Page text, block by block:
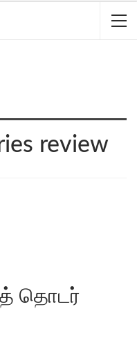
review
தொடர்